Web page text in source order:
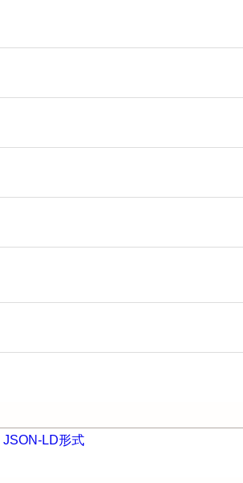
JSON-LD形式